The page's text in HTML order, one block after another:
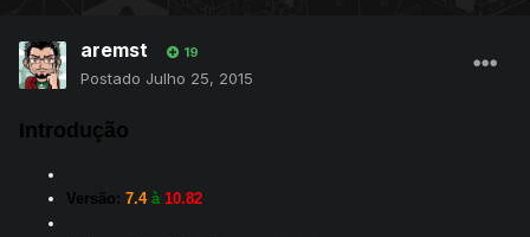
aremst 19
Postado Julho 25, 2015
Introdução
Versão: 7.4à 10.82.